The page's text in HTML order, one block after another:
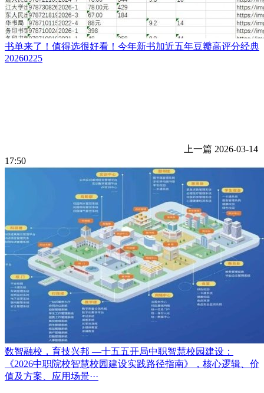
书单来了！值得选很好看！今年新书加近五年豆瓣高评分经典
20260225
上一篇 2026-03-14
17:50
数智融校，育技兴邦 —十五五开局中职智慧校园建设：
《2026中职院校智慧校园建设实践路径指南》，核心逻辑、价
值及方案、应用场景···